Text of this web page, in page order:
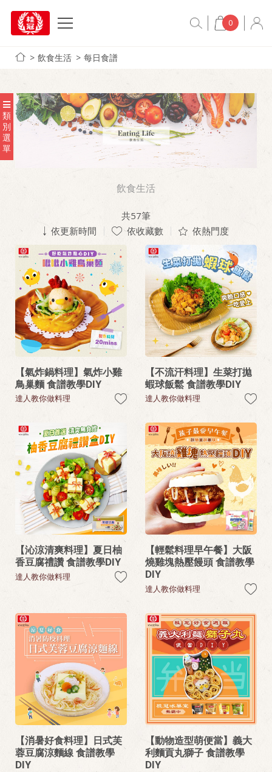
0
飲食生活 每日食譜
類
別
選
單
飲食生活
共57筆
依更新時間
依收藏數 依熱門度
【氣炸鍋料理】氣炸小雞
鳥巢麵 食譜教學DIY
達人教你做料理
【不流汗料理】生菜打拋
蝦球飯鬆 食譜教學DIY
達人教你做料理
【沁涼清爽料理】夏日柚
香豆腐禮讚 食譜教學DIY
達人教你做料理
【輕鬆料理早午餐】大阪
燒雞塊熱壓饅頭 食譜教學
DIY
達人教你做料理
【消暑好食料理】日式芙
蓉豆腐涼麵線 食譜教學
DIY
【動物造型萌便當】義大
利麵貢丸獅子 食譜教學
DIY